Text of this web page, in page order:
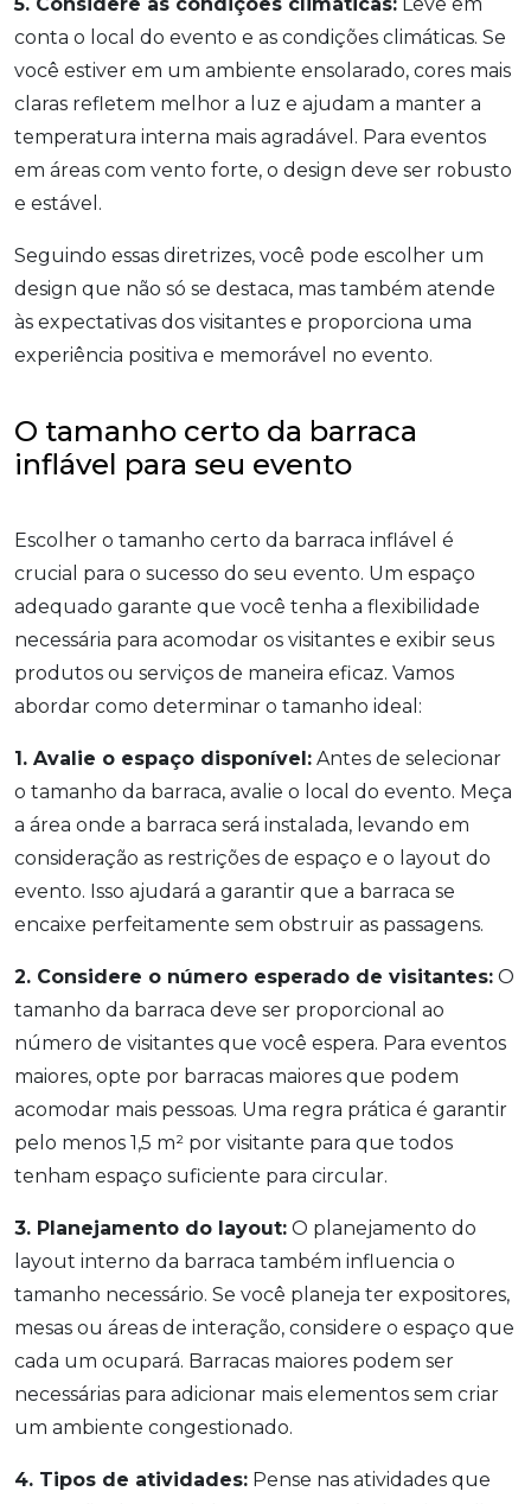
conta o local do evento e as condições climáticas. Se
você estiver em um ambiente ensolarado, cores mais
claras refletem melhor a luz e ajudam a manter a
temperatura interna mais agradável. Para eventos
em áreas com vento forte, o design deve ser robusto
e estável.
Seguindo essas diretrizes, você pode escolher um
design que não só se destaca, mas também atende
às expectativas dos visitantes e proporciona uma
experiência positiva e memorável no evento.
O tamanho certo da barraca
inflável para seu evento
Escolher o tamanho certo da barraca inflável é
crucial para o sucesso do seu evento. Um espaço
adequado garante que você tenha a flexibilidade
necessária para acomodar os visitantes e exibir seus
produtos ou serviços de maneira eficaz. Vamos
abordar como determinar o tamanho ideal:
1. Avalie o espaço disponível: Antes de selecionar
o tamanho da barraca, avalie o local do evento. Meça
a área onde a barraca será instalada, levando em
consideração as restrições de espaço e o layout do
evento. Isso ajudará a garantir que a barraca se
encaixe perfeitamente sem obstruir as passagens.
2. Considere o número esperado de visitantes: O
tamanho da barraca deve ser proporcional ao
número de visitantes que você espera. Para eventos
maiores, opte por barracas maiores que podem
acomodar mais pessoas. Uma regra prática é garantir
pelo menos 1,5 m² por visitante para que todos
tenham espaço suficiente para circular.
3. Planejamento do layout: O planejamento do
layout interno da barraca também influencia o
tamanho necessário. Se você planeja ter expositores,
mesas ou áreas de interação, considere o espaço que
cada um ocupará. Barracas maiores podem ser
necessárias para adicionar mais elementos sem criar
um ambiente congestionado.
4. Tipos de atividades: Pense nas atividades que